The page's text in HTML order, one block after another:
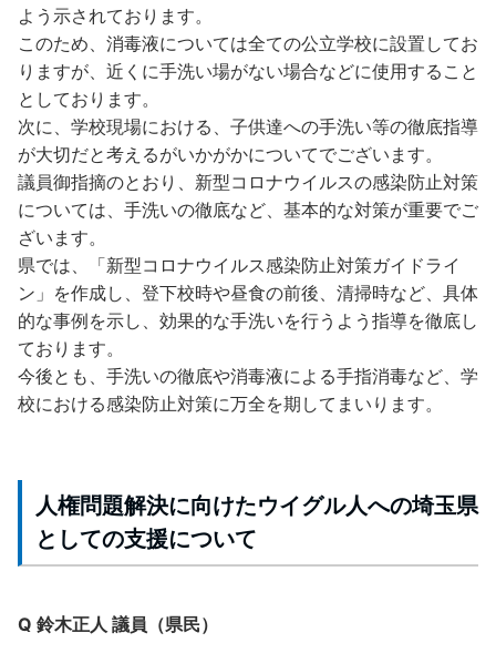
よう示されております。
このため、消毒液については全ての公立学校に設置してお
りますが、近くに手洗い場がない場合などに使用すること
としております。
次に、学校現場における、子供達への手洗い等の徹底指導
が大切だと考えるがいかがかについてでございます。
議員御指摘のとおり、新型コロナウイルスの感染防止対策
については、手洗いの徹底など、基本的な対策が重要でご
ざいます。
県では、「新型コロナウイルス感染防止対策ガイドライ
ン」を作成し、登下校時や昼食の前後、清掃時など、具体
的な事例を示し、効果的な手洗いを行うよう指導を徹底し
ております。
今後とも、手洗いの徹底や消毒液による手指消毒など、学
校における感染防止対策に万全を期してまいります。
人権問題解決に向けたウイグル人への埼玉県
としての支援について
Q 鈴木正人 議員（県民）